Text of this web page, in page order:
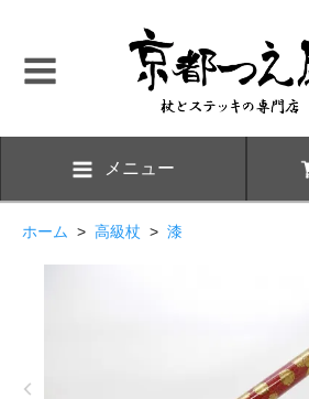
メニュー
ホーム > 高級杖 > 漆